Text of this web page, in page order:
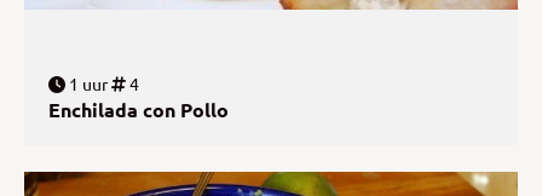
1 uur 4
Enchilada con Pollo